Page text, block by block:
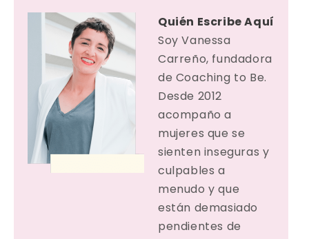
Quién Escribe Aquí
Soy Vanessa
Carreño, fundadora
de Coaching to Be.
Desde 2012
acompaño a
mujeres que se
sienten inseguras y
culpables a
menudo y que
están demasiado
pendientes de